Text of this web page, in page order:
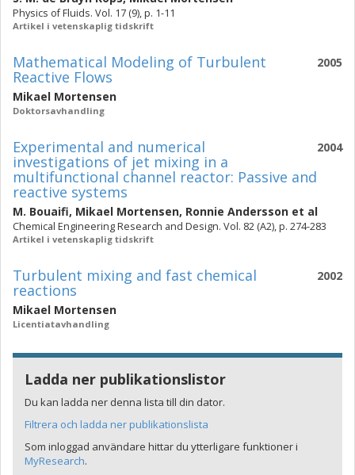
Physics of Fluids. Vol. 17 (9), p. 1-11
Artikel i vetenskaplig tidskrift
2005
Mathematical Modeling of Turbulent
Reactive Flows
Mikael Mortensen
Doktorsavhandling
2004
Experimental and numerical
investigations of jet mixing in a
multifunctional channel reactor: Passive and
reactive systems
M. Bouaifi, Mikael Mortensen, Ronnie Andersson et al
Chemical Engineering Research and Design. Vol. 82 (A2), p. 274-283
Artikel i vetenskaplig tidskrift
2002
Turbulent mixing and fast chemical
reactions
Mikael Mortensen
Licentiatavhandling
Ladda ner publikationslistor
Du kan ladda ner denna lista till din dator.
Filtrera och ladda ner publikationslista
Som inloggad användare hittar du ytterligare funktioner i
MyResearch.